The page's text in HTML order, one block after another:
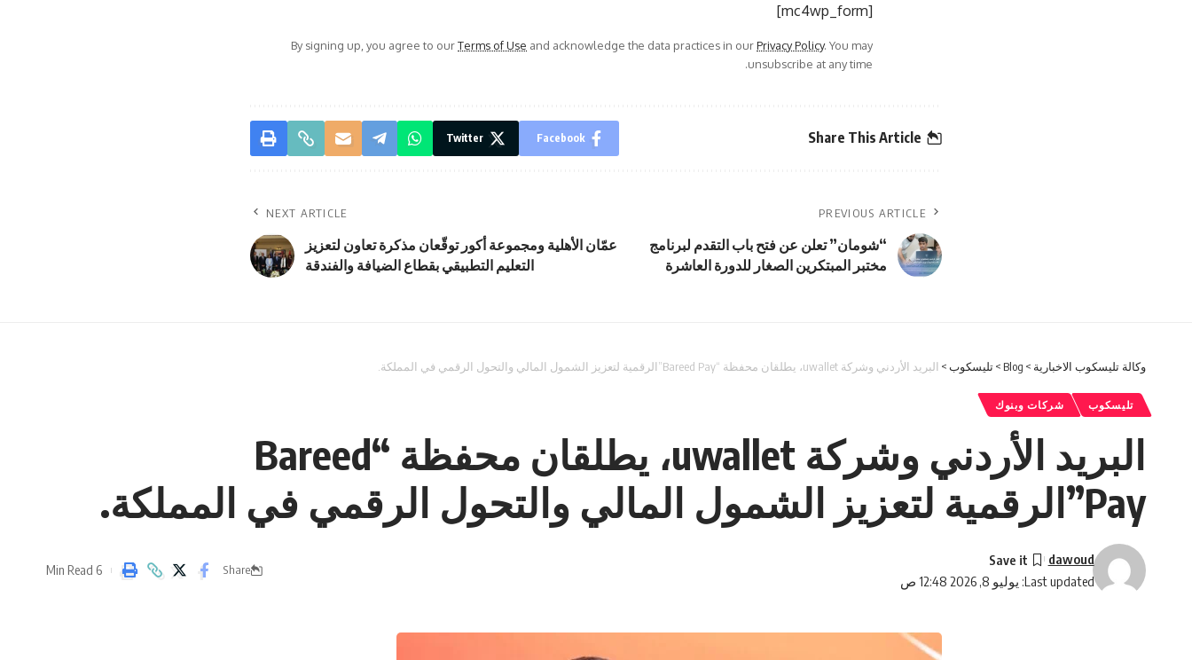
[mc4wp_form]
By signing up, you agree to ourTerms of Use and acknowledge the data practices in ourPrivacy Policy. You may
unsubscribe at any time.
Share This Article
Facebook
Twitter
PREVIOUS ARTICLE
“شومان” تعلن عن فتح باب التقدم لبرنامج
مختبر المبتكرين الصغار للدورة العاشرة
NEXT ARTICLE
عمّان الأهلية ومجموعة أكور توقّعان مذكرة تعاون لتعزيز
التعليم التطبيقي بقطاع الضيافة والفندقة
وكالة تليسكوب الاخبارية >
Blog
>تليسكوب> البريد الأردني وشركة uwallet، يطلقان محفظة “Bareed Pay”الرقمية لتعزيز الشمول المالي والتحول الرقمي في المملكة.
تليسكوب شركات وبنوك
البريد الأردني وشركة uwallet، يطلقان محفظة “Bareed
Pay”الرقمية لتعزيز الشمول المالي والتحول الرقمي في المملكة.
Last updated: يوليو 8, 2026 12:48 ص
dawoud
Share
6 Min Read